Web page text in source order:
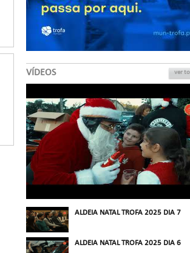
VÍDEOS ver
ALDEIA NATAL TROFA 2025 DIA 7
ALDEIA NATAL TROFA 2025 DIA 6